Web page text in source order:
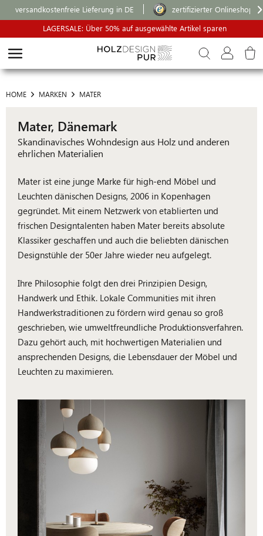
versandkostenfreie Lieferung in DE
zertifizierter Onlineshop
LAGERSALE: Über 50% auf ausgewählte Artikel sparen
HOME MARKEN MATER
Mater, Dänemark
Skandinavisches Wohndesign aus Holz und anderen
ehrlichen Materialien
Mater ist eine junge Marke für high-end Möbel und
Leuchten dänischen Designs, 2006 in Kopenhagen
gegründet. Mit einem Netzwerk von etablierten und
frischen Designtalenten haben Mater bereits absolute
Klassiker geschaffen und auch die beliebten dänischen
Designstühle der 50er Jahre wieder neu aufgelegt.
Ihre Philosophie folgt den drei Prinzipien Design,
Handwerk und Ethik. Lokale Communities mit ihren
Handwerkstraditionen zu fördern wird genau so groß
geschrieben, wie umweltfreundliche Produktionsverfahren.
Dazu gehört auch, mit hochwertigen Materialien und
ansprechenden Designs, die Lebensdauer der Möbel und
Leuchten zu maximieren.